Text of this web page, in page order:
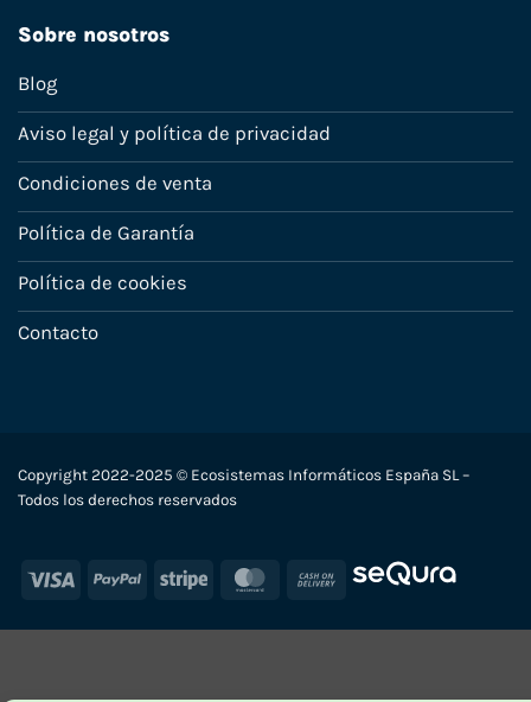
Sobre nosotros
Blog
Aviso legal y política de privacidad
Condiciones de venta
Política de Garantía
Política de cookies
Contacto
Copyright 2022-2025 © Ecosistemas Informáticos España SL –
Todos los derechos reservados
Visa PayPal Stripe MasterCard
Cash